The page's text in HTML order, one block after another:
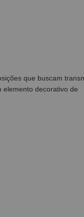
que buscam
elemento decorativo de